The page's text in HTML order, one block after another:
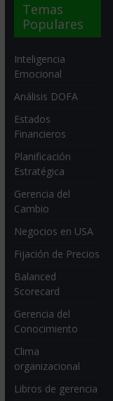
Temas
Populares
Inteligencia
Emocional
Análisis DOFA
Estados
Financieros
Planificación
Estratégica
Gerencia del
Cambio
Negocios en USA
Fijación de Precios
Balanced
Scorecard
Gerencia del
Conocimiento
Clima
organizacional
Libros de gerencia